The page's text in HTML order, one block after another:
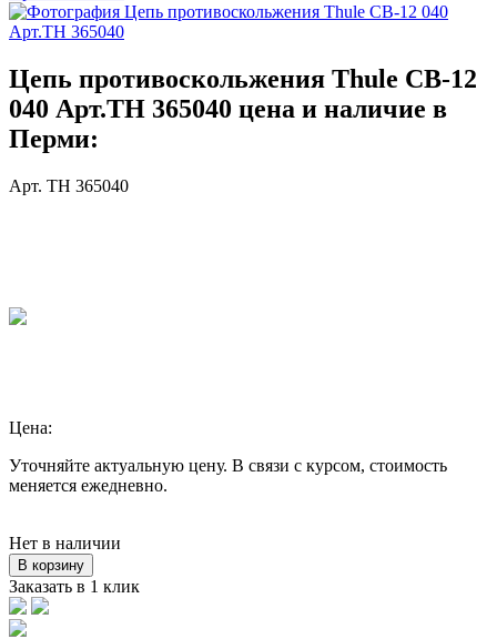
Цепь противоскольжения Thule CB-12
040 Арт.TH 365040 цена и наличие в
Перми:
Арт. TH 365040
Цена:
Уточняйте актуальную цену. В связи с курсом, стоимость
меняется ежедневно.
Нет в наличии
В корзину
Заказать в 1 клик